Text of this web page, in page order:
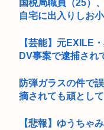
国税局職員（25）
自宅に出入りしお
【芸能】元EXILE
DV事案で逮捕さ
防弾ガラスの件で
摘されても頑とし
【悲報】ゆうちゃ